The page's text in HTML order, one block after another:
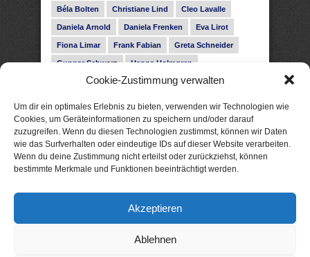
Cookie-Zustimmung verwalten
Um dir ein optimales Erlebnis zu bieten, verwenden wir Technologien wie
Cookies, um Geräteinformationen zu speichern und/oder darauf
zuzugreifen. Wenn du diesen Technologien zustimmst, können wir Daten
wie das Surfverhalten oder eindeutige IDs auf dieser Website verarbeiten.
Wenn du deine Zustimmung nicht erteilst oder zurückziehst, können
bestimmte Merkmale und Funktionen beeinträchtigt werden.
Akzeptieren
Ablehnen
Béla Bolten Christiane Lind Cleo Lavalle
Daniela Arnold Daniela Frenken Eva Lirot
Fiona Limar Frank Fabian Greta Schneider
Gunnar Schwarz Hanna Holmgren
Heike Fröhling Ina Glahe Ivo Pala J. Vellguth
Leonie Haubrich Lilly Labord Livia Pipes
Malin Blunk Marcus Hünnebeck Martin Krist
Melisa Schwermer Nele Bruun Nika Lubitsch
Noah Fitz Nora Amelie René Junge
Subina Giuletti